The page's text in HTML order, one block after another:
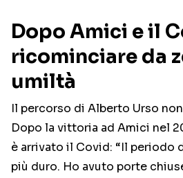
Dopo Amici e il
ricominciare da
umiltà
Il percorso di Alberto Urso
Dopo la vittoria ad Amici nel
è arrivato il Covid: “Il periodo
più duro. Ho avuto porte